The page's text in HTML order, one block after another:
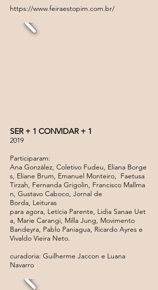
https://www.feiraestopim.com.br/
SER + 1 CONVIDAR + 1
2019
Participaram:
Ana González, Coletivo Fudeu, Eliana Borge
s, Eliane Brum, Emanuel Monteiro, Faetusa
Tirzah, Fernanda Grigolin, Francisco Mallma
n, Gustavo Caboco, Jornal de
Borda, Leituras
para agora, Letícia Parente, Lidia Sanae Uet
a, Marie Carangi, Milla Jung, Movimento
Bandeyra, Pablo Paniagua, Ricardo Ayres e
Vivaldo Vieira Neto.
curadoria: Guilherme Jaccon e Luana
Navarro